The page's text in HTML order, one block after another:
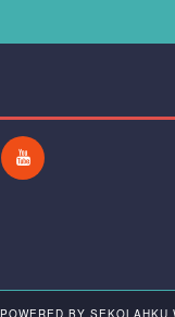
POWERED BY